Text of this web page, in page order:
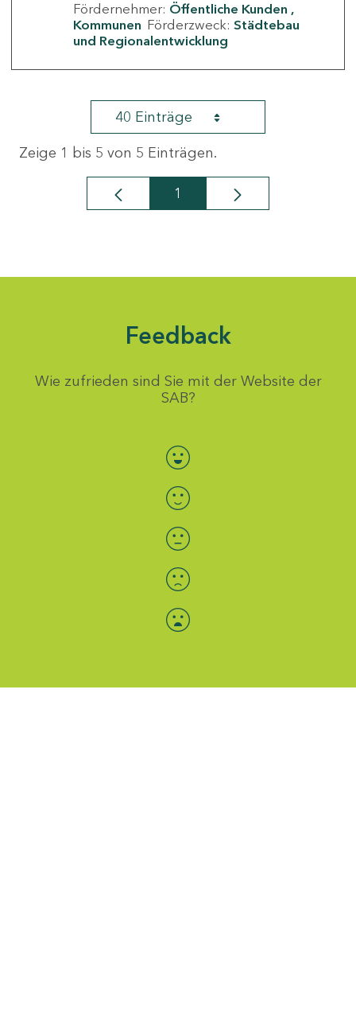
Fördernehmer: Öffentliche Kunden
Kommunen Förderzweck: Städtebau
und Regionalentwicklung
40 Einträge
Zeige 1 bis 5 von 5 Einträgen.
Seite
1
Feedback
Wie zufrieden sind Sie mit der Website der
SAB?
Bewertung auswählen